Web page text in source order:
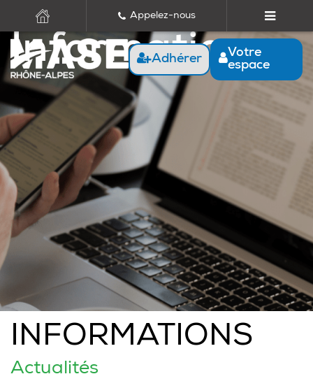
Appelez-nous
Adhérer
Votre
espace
Informations
INFORMATIONS
Actualités